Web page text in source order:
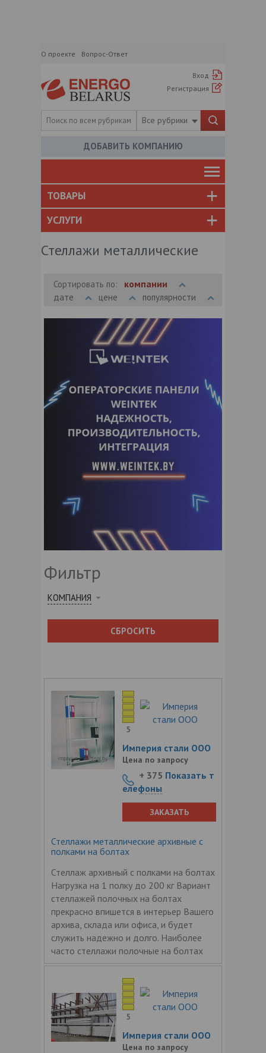
О проекте Вопрос-Ответ
Вход
Регистрация
Все рубрики
ДОБАВИТЬ КОМПАНИЮ
ТОВАРЫ
УСЛУГИ
Стеллажи металлические
Сортировать по: компании
дате цене популярности
Фильтр
КОМПАНИЯ
СБРОСИТЬ
Стеллажи металлические архивные с
полками на болтах
Стеллаж архивный с полками на болтах
Нагрузка на 1 полку до 200 кг Вариант
стеллажей полочных на болтах
прекрасно впишется в интерьер Вашего
архива, склада или офиса, и будет
служить надежно и долго. Наиболее
часто стеллажи полочные на болтах
5
Империя стали ООО
Цена по запросу
+ 375 Показать т
елефоны
ЗАКАЗАТЬ
5
Империя стали ООО
Цена по запросу